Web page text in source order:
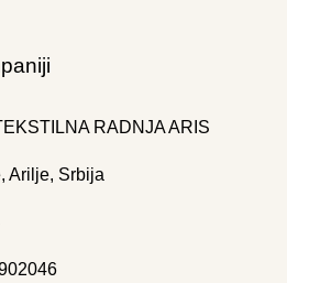
RADNJA ARIS
Arilje, Srbija